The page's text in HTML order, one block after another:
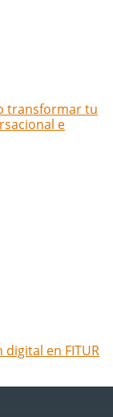
transformar tu
e
digital en FITUR